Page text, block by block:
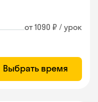
от 1090 ₽ / урок
Выбрать время